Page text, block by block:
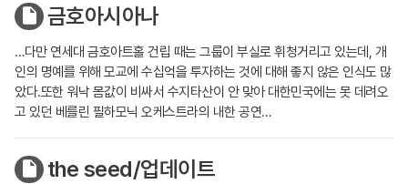
금호아시아나
…다만 연세대 금호아트홀 건립 때는 그룹이 부실로 휘청거리고 있는데, 개
인의 명예를 위해 모교에 수십억을 투자하는 것에 대해 좋지 않은 인식도 많
았다.또한 워낙 몸값이 비싸서 수지타산이 안 맞아 대한민국에는 못 데려오
고 있던 베를린 필하모닉 오케스트라의 내한 공연…
the seed/업데이트